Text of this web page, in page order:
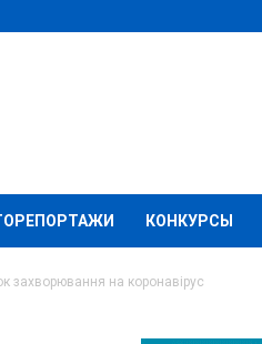
КОНКУРСЫ
захворювання на коронавірус